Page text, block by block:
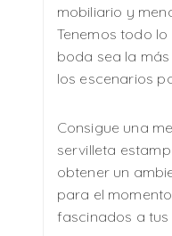
mobiliario y
Tenemos todo
boda sea la
los escenarios
Consigue una
servilleta
obtener un
para el
fascinados a tus